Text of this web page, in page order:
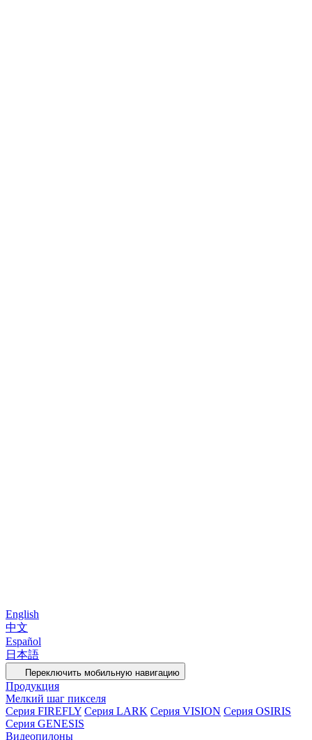
English
中文
Español
日本語
Переключить мобильную навигацию
Продукция
Мелкий шаг пикселя
Серия FIREFLY Серия LARK Серия VISION Серия OSIRIS
Серия GENESIS
Видеопилоны